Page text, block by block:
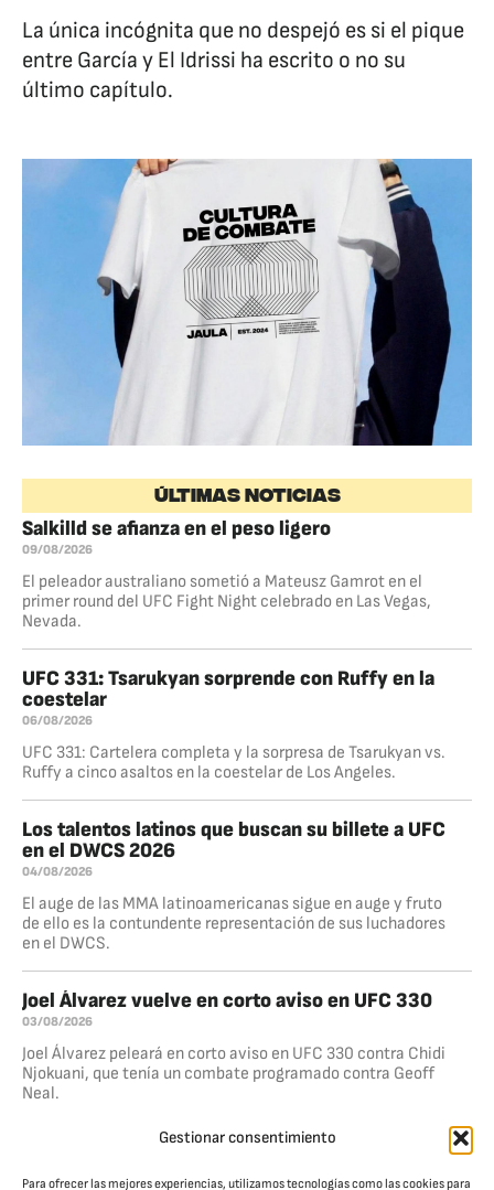
Gestionar consentimiento
Para ofrecer las mejores experiencias, utilizamos tecnologías como las cookies para
La única incógnita que no despejó es si el pique
entre García y El Idrissi ha escrito o no su
último capítulo.
ÚLTIMAS NOTICIAS
Salkilld se afianza en el peso ligero
09/08/2026
El peleador australiano sometió a Mateusz Gamrot en el
primer round del UFC Fight Night celebrado en Las Vegas,
Nevada.
UFC 331: Tsarukyan sorprende con Ruffy en la
coestelar
06/08/2026
UFC 331: Cartelera completa y la sorpresa de Tsarukyan vs.
Ruffy a cinco asaltos en la coestelar de Los Angeles.
Los talentos latinos que buscan su billete a UFC
en el DWCS 2026
04/08/2026
El auge de las MMA latinoamericanas sigue en auge y fruto
de ello es la contundente representación de sus luchadores
en el DWCS.
Joel Álvarez vuelve en corto aviso en UFC 330
03/08/2026
Joel Álvarez peleará en corto aviso en UFC 330 contra Chidi
Njokuani, que tenía un combate programado contra Geoff
Neal.
Medíć destroza a Rodríguez en UFC Belgrado